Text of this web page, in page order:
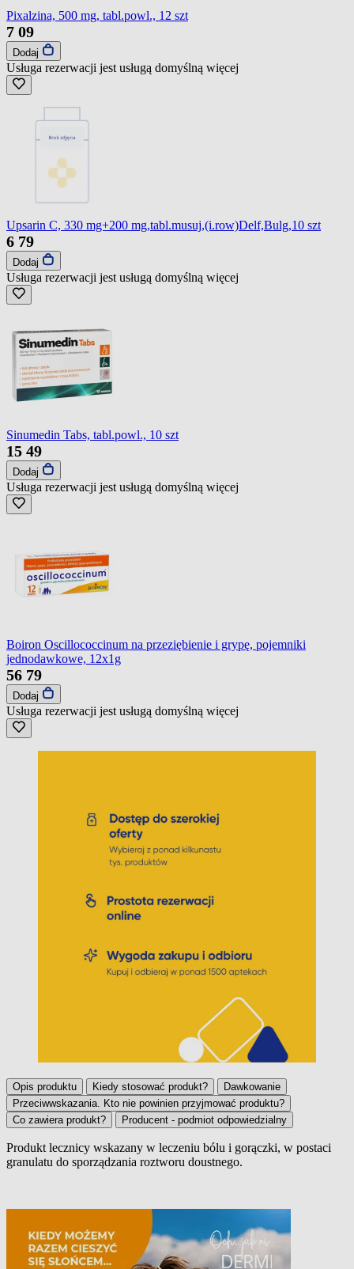
Pixalzina, 500 mg, tabl.powl., 12 szt
7 09
Dodaj
Usługa rezerwacji jest usługą domyślną więcej
Upsarin C, 330 mg+200 mg,tabl.musuj,(i.row)Delf,Bulg,10 szt
6 79
Dodaj
Usługa rezerwacji jest usługą domyślną więcej
Sinumedin Tabs, tabl.powl., 10 szt
15 49
Dodaj
Usługa rezerwacji jest usługą domyślną więcej
Boiron Oscillococcinum na przeziębienie i grypę, pojemniki
jednodawkowe, 12x1g
56 79
Dodaj
Usługa rezerwacji jest usługą domyślną więcej
Opis produktu Kiedy stosować produkt?
Dawkowanie
Przeciwwskazania. Kto nie powinien przyjmować produktu?
Co zawiera produkt?
Producent - podmiot odpowiedzialny
Opis produktu
Produkt lecznicy wskazany w leczeniu bólu i gorączki, w postaci
granulatu do sporządzania roztworu doustnego.